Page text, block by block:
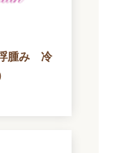
腫み 冷